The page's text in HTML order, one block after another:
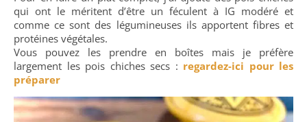
qui ont le méritent d’être un féculent à IG modéré et
comme ce sont des légumineuses ils apportent fibres et
protéines végétales.
Vous pouvez les prendre en boîtes mais je préfère
largement les pois chiches secs : regardez-ici pour les
préparer